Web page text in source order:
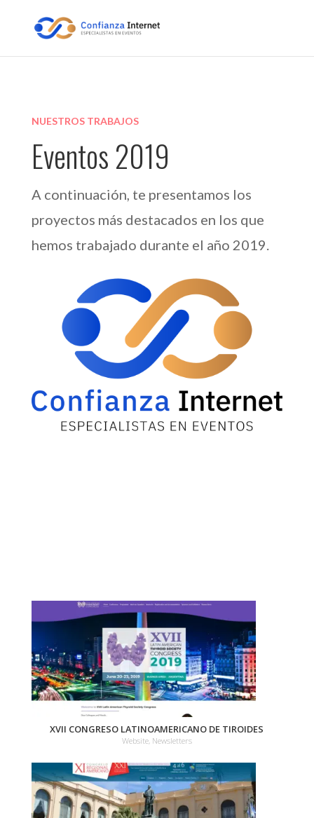
NUESTROS TRABAJOS
Eventos 2019
A continuación, te presentamos los
proyectos más destacados en los que
hemos trabajado durante el año 2019.
XVII CONGRESO LATINOAMERICANO DE TIROIDES
Website, Newsletters